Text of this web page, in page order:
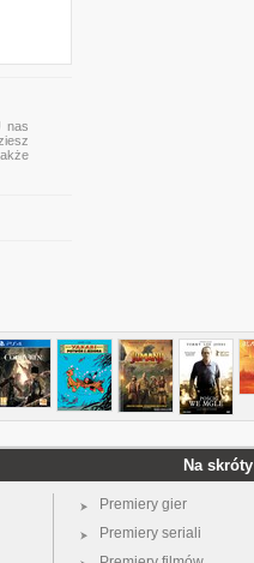
nas
Na skróty
Premiery gier
Premiery seriali